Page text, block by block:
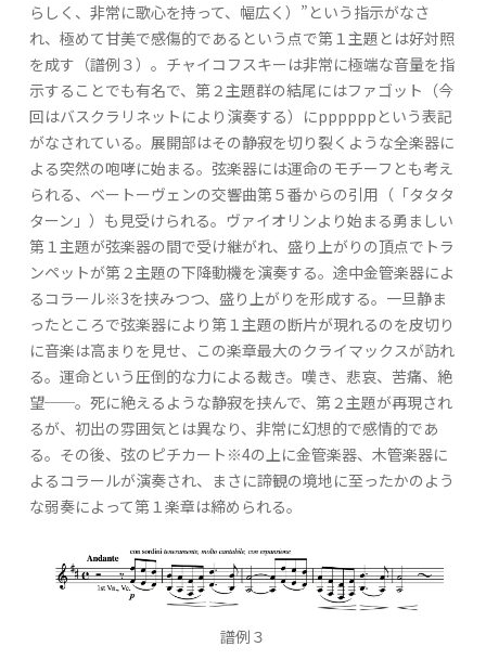
らしく、非常に歌心を持って、幅広く）”という指示がなさ
れ、極めて甘美で感傷的であるという点で第１主題とは好対照
を成す（譜例３）。チャイコフスキーは非常に極端な音量を指
示することでも有名で、第２主題群の結尾にはファゴット（今
回はバスクラリネットにより演奏する）にppppppという表記
がなされている。展開部はその静寂を切り裂くような全楽器に
よる突然の咆哮に始まる。弦楽器には運命のモチーフとも考え
られる、ベートーヴェンの交響曲第５番からの引用（「タタタ
ターン」）も見受けられる。ヴァイオリンより始まる勇ましい
第１主題が弦楽器の間で受け継がれ、盛り上がりの頂点でトラ
ンペットが第２主題の下降動機を演奏する。途中金管楽器によ
るコラール※3を挟みつつ、盛り上がりを形成する。一旦静ま
ったところで弦楽器により第１主題の断片が現れるのを皮切り
に音楽は高まりを見せ、この楽章最大のクライマックスが訪れ
る。運命という圧倒的な力による裁き。嘆き、悲哀、苦痛、絶
望──。死に絶えるような静寂を挟んで、第２主題が再現され
るが、初出の雰囲気とは異なり、非常に幻想的で感情的であ
る。その後、弦のピチカート※4の上に金管楽器、木管楽器に
よるコラールが演奏され、まさに諦観の境地に至ったかのよう
な弱奏によって第１楽章は締められる。
譜例３